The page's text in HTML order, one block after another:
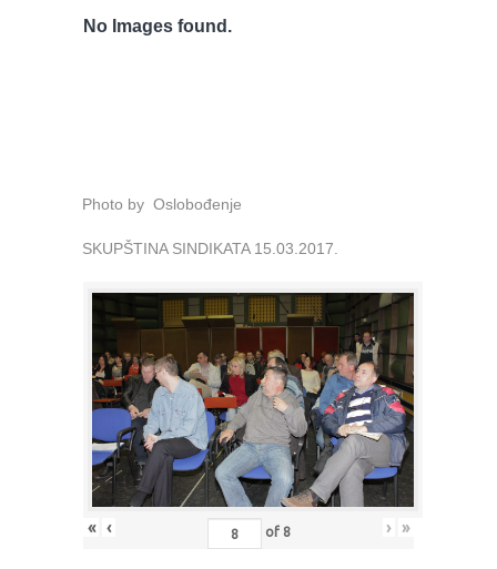
No Images found.
Photo by Oslobođenje
SKUPŠTINA SINDIKATA 15.03.2017.
« ‹ of 8 › »